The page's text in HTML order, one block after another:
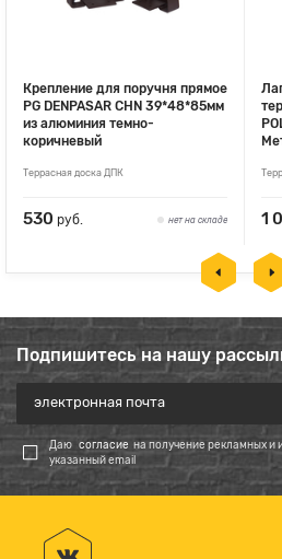
Крепление для поручня прямое
PG DENPASAR CHN 39*48*85мм
из алюминия темно-
коричневый
Террасная доска ДПК
530 руб. нет на складе 1
Подпишитесь на нашу
Даю согласие на получение рекламных
указанный email